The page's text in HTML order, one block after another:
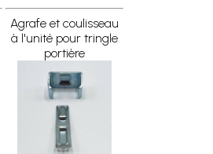
Agrafe et coulisseau
à l'unité pour tringle
portière